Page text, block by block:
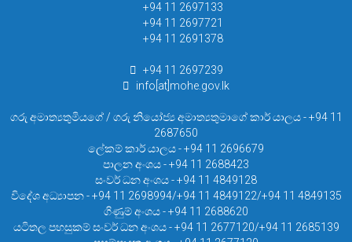
+94 11 2697133
+94 11 2697721
+94 11 2691378
+94 11 2697239
info[at]mohe.gov.lk
ගරු අමාත්‍යතුමියගේ / ගරු නියෝජ්‍ය අමාත්‍යතුමාගේ කාර් යාලය - +94 11
2687650
ලේකම් කාර් යාලය - +94 11 2696679
පාලන අංශය - +94 11 2688423
සංවර් ධන අංශය - +94 11 4849128
විදේශ අධ්‍යාපන - +94 11 2698994/+94 11 4849122/+94 11 4849135
ගිණුම් අංශය - +94 11 2688620
යටිතල පහසුකම් සංවර් ධන අංශය - +94 11 2677120/+94 11 2685139